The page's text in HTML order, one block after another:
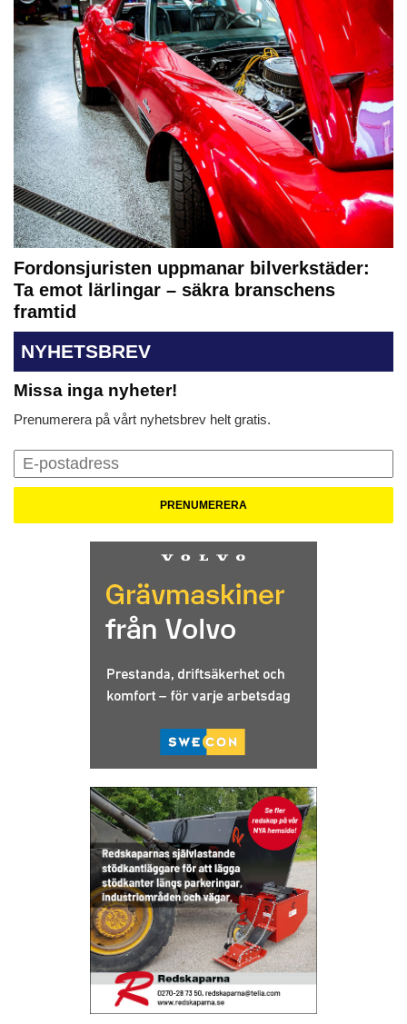
Fordonsjuristen uppmanar bilverkstäder:
Ta emot lärlingar – säkra branschens
framtid
NYHETSBREV
Missa inga nyheter!
Prenumerera på vårt nyhetsbrev helt gratis.